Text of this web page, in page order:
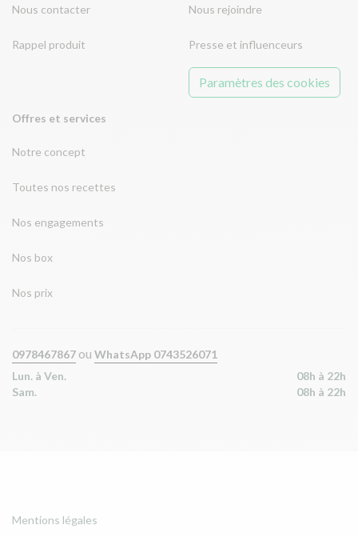
Nous contacter
Rappel produit
Offres et services
Notre concept
Toutes nos recettes
Nos engagements
Nos box
Nos prix
Nous rejoindre
Presse et influenceurs
Paramètres des cookies
0978467867 ou WhatsApp 0743526071
Lun. à Ven.
08h à 22h
Sam.
08h à 22h
Mentions légales